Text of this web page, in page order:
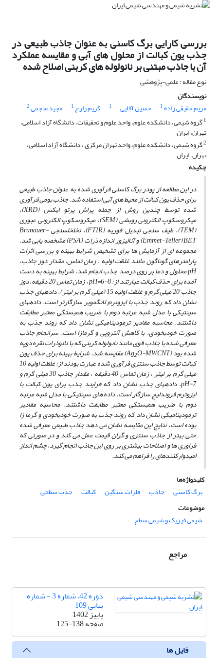
بررسی کارایی برگ کاسنی به عنوان جاذب طبیعی در
جذب یون کبالت از محلول های آبی و مقایسه عملکرد
آن با جاذب مبتنی بر نانولوله های کربنی اصلاح شده
نوع مقاله : علمی-پژوهشی
نویسندگان
مریم حقیقی زاده1 حسین آقایی 1 کریم زارع 1 مجید منجمی2
1گروه شیمی، دانشکده علوم، واحد علوم و تحقیقات، دانشگاه آزاد اسلامی،
تهران، ایران
2گروه شیمی، دانشکده علوم، واحد تهران مرکزی ، دانشگاه آزاد اسلامی،
تهران، ایران
چکیده
در این مطالعه از پودر برگ کاسنی فرآوری شده به عنوان جاذب طبیعی
برای حذف یون­ کبالت از محیط­ های آبیاستفاده شد. جاذب بومی فرآوری
شده توسط چندین روش از جمله پراش پرتو ایکس (XRD)،
میکروسکوپ الکترونیروبشی (SEM)، میکروسکوپ الکترونی عبوری
(
TEM)، طیف سنجی تبدیل فوریه (
FTIR)، تخلخل­سنجیBrunauer-
Emmet-Teller) BET) و آنالیزور اندازه ذرات (PSA) مشخصه یابی شد.
مجموعه ­ای از آزمایش­ ها برایتشخیص شرایط بهینه و بررسی اثرات
پارامترهای گوناگون مانند غلظت اولیه ، زمان تماس، مقدار دوز جاذب،
pHمحلول و دمابر روی درصد جذب انجام شد. شرایط بهینه به دست
آمده برای حذف کبالت عبارتند از: 8-6= pH ، زمان تماس 20 دقیقه، دوز
جاذب 20 میلی گرم و غلظت اولیه 15 (میلی گرم بر لیتر). داده­های جذب
نشان داد که روند جذب با ایزوترم لانگمویرسازگارتر است. داده­های
سینتیکی با مدل شبه مرتبه دوم با ضریب همبستگی معتبر مطابقت
داشتند. محاسبه مقادیر ترمودینامیکی نشان داد که روند جذب به
صورت خودبخودی، با کاهش آنتروپی و گرمازا است. سرانجام جاذب
معرفی شده با جاذب قویمانند نانولوله کربنی که با نانوذرات نقره دوپه
شده بود ( Ag2O-MWCNT ) مقایسه شد. شرایط بهینه برای حذف یون
کبالت توسط جاذب سنتزی فرآوری شده عبارت بودند از: غلظت اولیه 10
میلی گرم بر لیتر ، زمان تماس 40 دقیقه ، مقدار جاذب 30 میلی گرم و
7=
pH. داده­های جذب نشان داد که فرایند جذب برای یون کبالت با
ایزوترم فروندلیچ سازگار است.داده­های سینتیکی با مدل شبه مرتبه
دوم با ضریب همبستگی معتبر مطابقت داشتند. محاسبه مقادیر
ترمودینامیکی نشان داد که روند جذب به صورت خودبخودی و گرما زا
بوده است. نتایج این مقایسه نشان می­ دهد جاذب طبیعی معرفی شده
حتیبهتر از جاذب سنتزی و گران قیمت عمل می ­کند و در صورتی که
فراوری­ ها و اصلاحات بیشتری بر روی این جاذب انجام گیرد،چشم­ انداز
امیدوارکننده­ای را فراهم می­ کند.
کلیدواژه‌ها
برگ کاسنی
جاذب فلزات سنگین کبالت
جذب سطحی
موضوعات
شیمی فیزیک و شیمی سطح
مراجع
دوره 42، شماره 3 - شماره
پیاپی 109
پاییز 1402
صفحه125-138
فایل ها